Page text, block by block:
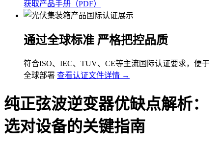
获取产品手册（PDF）
通过全球标准 严格把控品质
符合ISO、IEC、TUV、CE等主流国际认证要求，便于
全球部署 查看认证文件详情 →
纯正弦波逆变器优缺点解析：
选对设备的关键指南